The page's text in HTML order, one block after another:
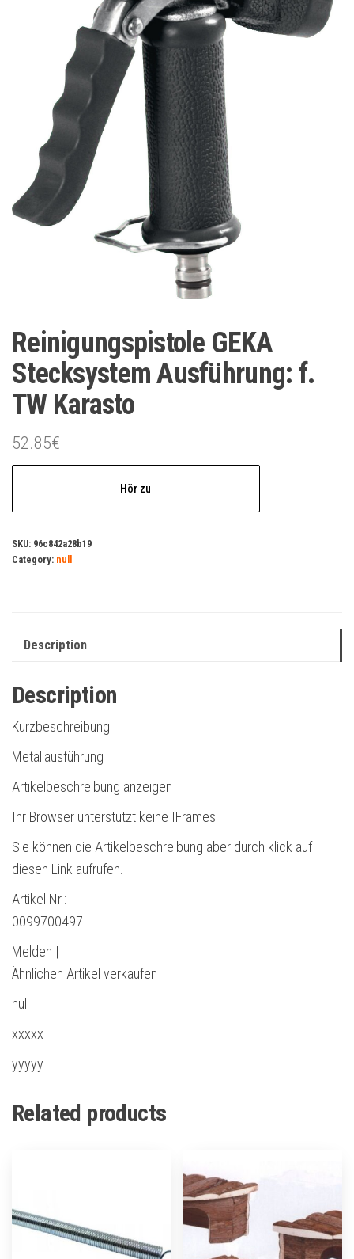
Reinigungspistole GEKA
Stecksystem Ausführung: f.
TW Karasto
52.85€
Hör zu
SKU: 96c842a28b19
Category: null
Description
Description
Kurzbeschreibung
Metallausführung
Artikelbeschreibung anzeigen
Ihr Browser unterstützt keine IFrames.
Sie können die Artikelbeschreibung aber durch klick auf
diesen Link aufrufen.
Artikel Nr.:
0099700497
Melden |
Ähnlichen Artikel verkaufen
null
xxxxx
yyyyy
Related products